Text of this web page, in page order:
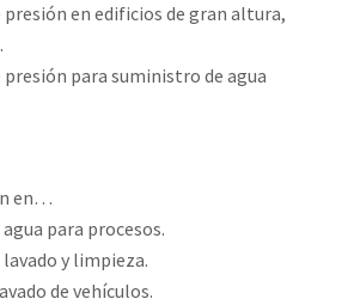
en edificios de gran altura,
para suministro de agua
en…
para procesos.
y limpieza.
de vehículos.